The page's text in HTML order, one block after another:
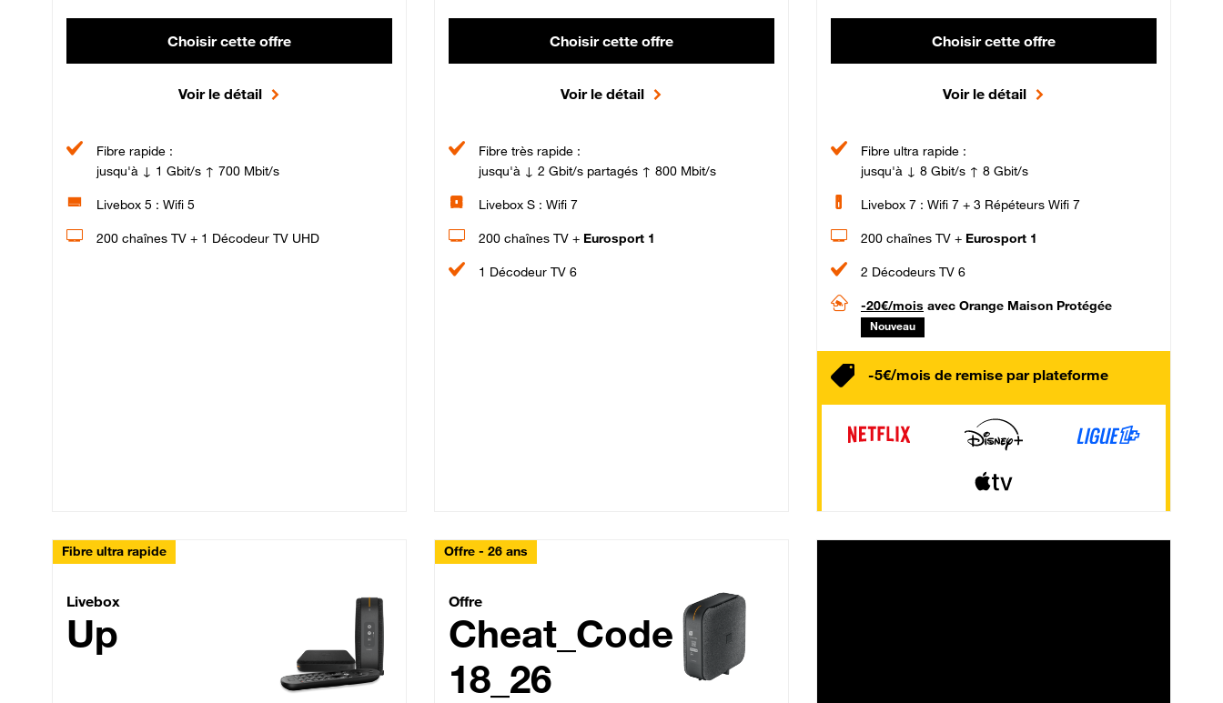
Choisir cette offre
Voir le détail
Fibre rapide :
jusqu'à ↓ 1 Gbit/s ↑ 700 Mbit/s
Livebox 5 : Wifi 5
200 chaînes TV + 1 Décodeur TV UHD
Choisir cette offre
Voir le détail
Fibre très rapide :
jusqu'à ↓ 2 Gbit/s partagés ↑ 800 Mbit/s
Livebox S : Wifi 7
200 chaînes TV + Eurosport 1
1 Décodeur TV 6
Choisir cette offre
Voir le détail
Fibre ultra rapide :
jusqu'à ↓ 8 Gbit/s ↑ 8 Gbit/s
Livebox 7 : Wifi 7 + 3 Répéteurs Wifi 7
200 chaînes TV + Eurosport 1
2 Décodeurs TV 6
-20€/mois avec Orange Maison Protégée
Nouveau
-5€/mois de remise par plateforme
Fibre ultra rapide
Livebox Up Fibre
Livebox
Up
Offre - 26 ans
Cheat_Code Fibre_18_26
Offre
Cheat_Code
18_26